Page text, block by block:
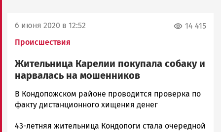
6 июня 2020 в 12:52
Происшествия
14 415
Жительница Карелии покупала собаку и
нарвалась на мошенников
Алексей
Смирнов
Петрозаводска
В Кондопожском районе проводится проверка по
факту дистанционного хищения денег
43-летняя жительница Кондопоги стала очередной